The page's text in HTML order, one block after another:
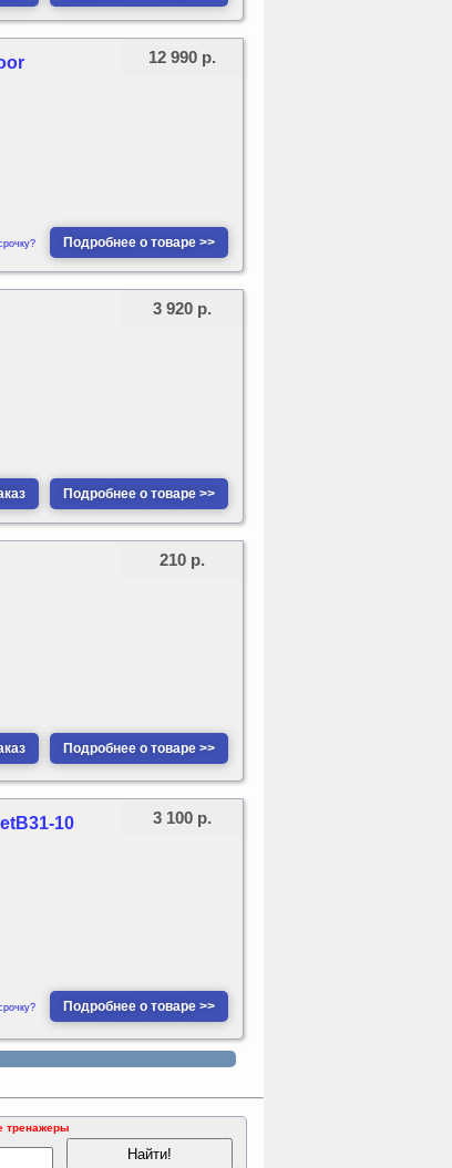
Подробнее о товаре >>
12 990 р.
Подробнее о товаре >>
3 920 р.
Подробнее о товаре >>
210 р.
10
Подробнее о товаре >>
3 100 р.
тренажеры